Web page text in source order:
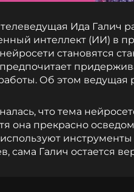
Ида Галич
интеллект (ИИ) в
становятся
предпочитает
Об этом ведущая
что тема
она прекрасно
сама Галич остается